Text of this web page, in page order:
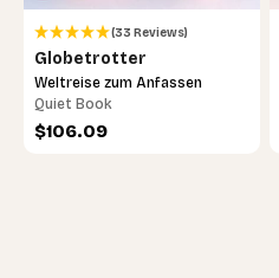
(33 Reviews)
Globetrotter
Weltreise zum Anfassen
Quiet Book
Angebot
$106.09